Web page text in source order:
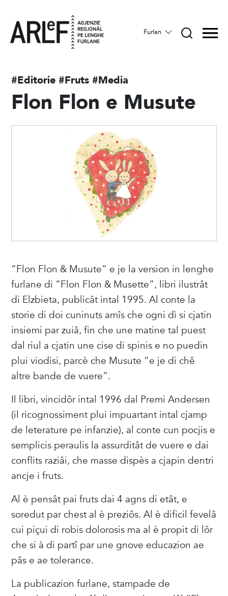
Furlan
#Editorie #Fruts #Media
Flon Flon e Musute
“Flon Flon & Musute” e je la version in lenghe
furlane di “Flon Flon & Musette”, libri ilustrât
di Elzbieta, publicât intal 1995. Al conte la
storie di doi cuninuts amîs che ogni dì si cjatin
insiemi par zuiâ, fin che une matine tal puest
dal riul a cjatin une cise di spinis e no puedin
plui viodisi, parcè che Musute “e je di chê
altre bande de vuere”.
Il libri, vincidôr intal 1996 dal Premi Andersen
(il ricognossiment plui impuartant intal cjamp
de leterature pe infanzie), al conte cun pocjis e
semplicis peraulis la assurditât de vuere e dai
conflits raziâi, che masse dispès a cjapin dentri
ancje i fruts.
Al è pensât pai fruts dai 4 agns di etât, e
soredut par chest al è preziôs. Al è dificil fevelâ
cui piçui di robis dolorosis ma al è propit di lôr
che si à di partî par une gnove educazion ae
pâs e ae tolerance.
La publicazion furlane, stampade de